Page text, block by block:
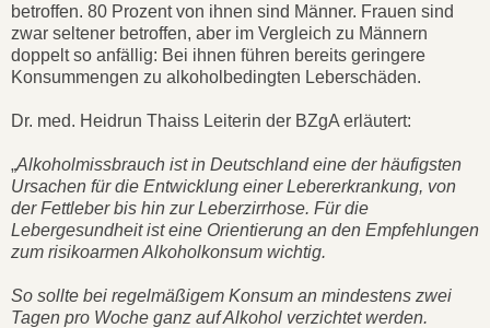
betroffen. 80 Prozent von ihnen sind Männer. Frauen sind
zwar seltener betroffen, aber im Vergleich zu Männern
doppelt so anfällig: Bei ihnen führen bereits geringere
Konsummengen zu alkoholbedingten Leberschäden.
Dr. med. Heidrun Thaiss Leiterin der BZgA erläutert:
„Alkoholmissbrauch ist in Deutschland eine der häufigsten
Ursachen für die Entwicklung einer Lebererkrankung, von
der Fettleber bis hin zur Leberzirrhose. Für die
Lebergesundheit ist eine Orientierung an den Empfehlungen
zum risikoarmen Alkoholkonsum wichtig.
So sollte bei regelmäßigem Konsum an mindestens zwei
Tagen pro Woche ganz auf Alkohol verzichtet werden.